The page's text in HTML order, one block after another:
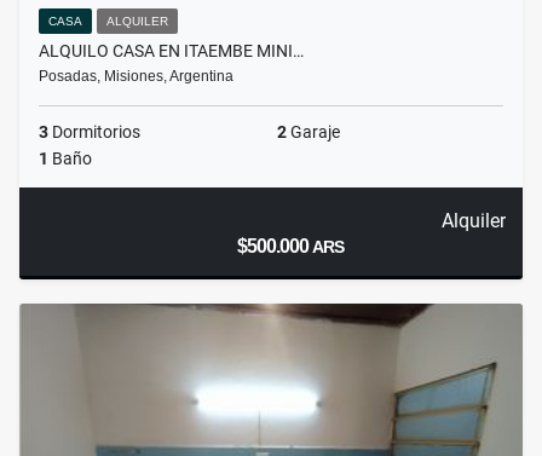
CASA ALQUILER
ALQUILO CASA EN ITAEMBE MINI…
Posadas, Misiones, Argentina
3 Dormitorios 2Garaje
1 Baño
Alquiler
$500.000ARS